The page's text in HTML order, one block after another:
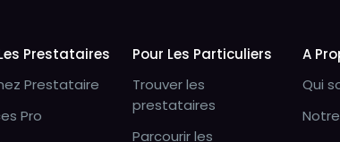
Prestataires
Prestataire
Pro
Pour Les Particuliers
Trouver les
prestataires
Parcourir les
A
Qui